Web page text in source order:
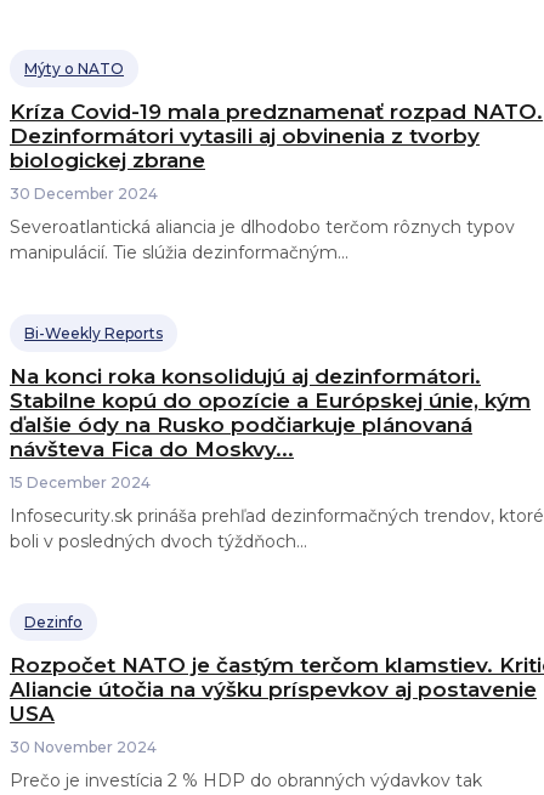
Mýty o NATO
Kríza Covid-19 mala predznamenať rozpad NATO.
Dezinformátori vytasili aj obvinenia z tvorby
biologickej zbrane
30 December 2024
Severoatlantická aliancia je dlhodobo terčom rôznych typov
manipulácií. Tie slúžia dezinformačným...
Bi-Weekly Reports
Na konci roka konsolidujú aj dezinformátori.
Stabilne kopú do opozície a Európskej únie, kým
ďalšie ódy na Rusko podčiarkuje plánovaná
návšteva Fica do Moskvy...
15 December 2024
Infosecurity.sk prináša prehľad dezinformačných trendov, ktoré
boli v posledných dvoch týždňoch...
Dezinfo
Rozpočet NATO je častým terčom klamstiev.
Aliancie útočia na výšku príspevkov aj postavenie
USA
30 November 2024
Prečo je investícia 2 % HDP do obranných výdavkov tak